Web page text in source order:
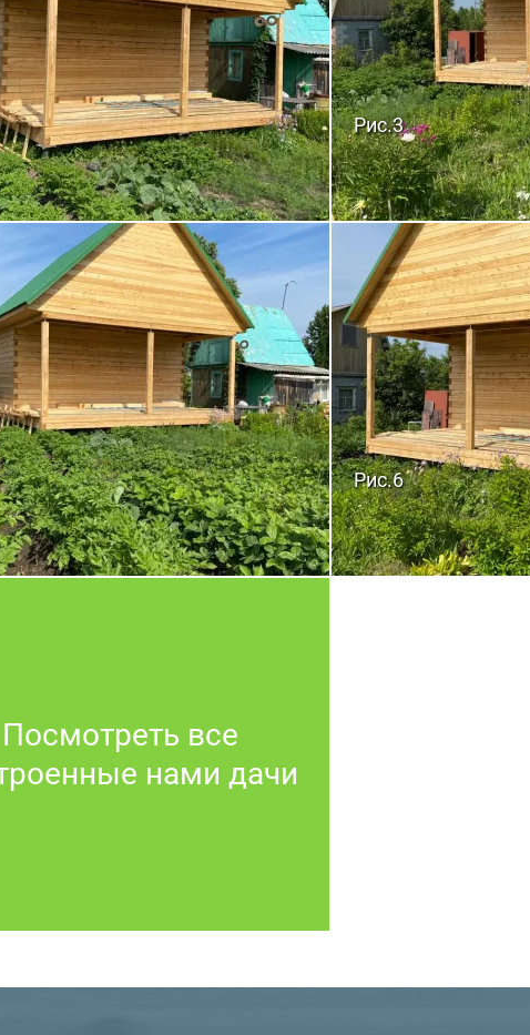
Рис.3
Рис.6
Посмотреть все
нами дачи